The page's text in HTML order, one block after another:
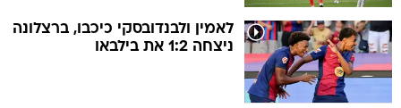
לאמין ולבנדובסקי כיכבו, ברצלונה
ניצחה 1:2 את בילבאו